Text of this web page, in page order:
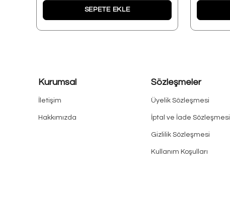
SEPETE EKLE
Kurumsal
İletişim
Hakkımızda
Sözleşmeler
Üyelik Sözleşmesi
İptal ve İade Sözleşmesi
Gizlilik Sözleşmesi
Kullanım Koşulları